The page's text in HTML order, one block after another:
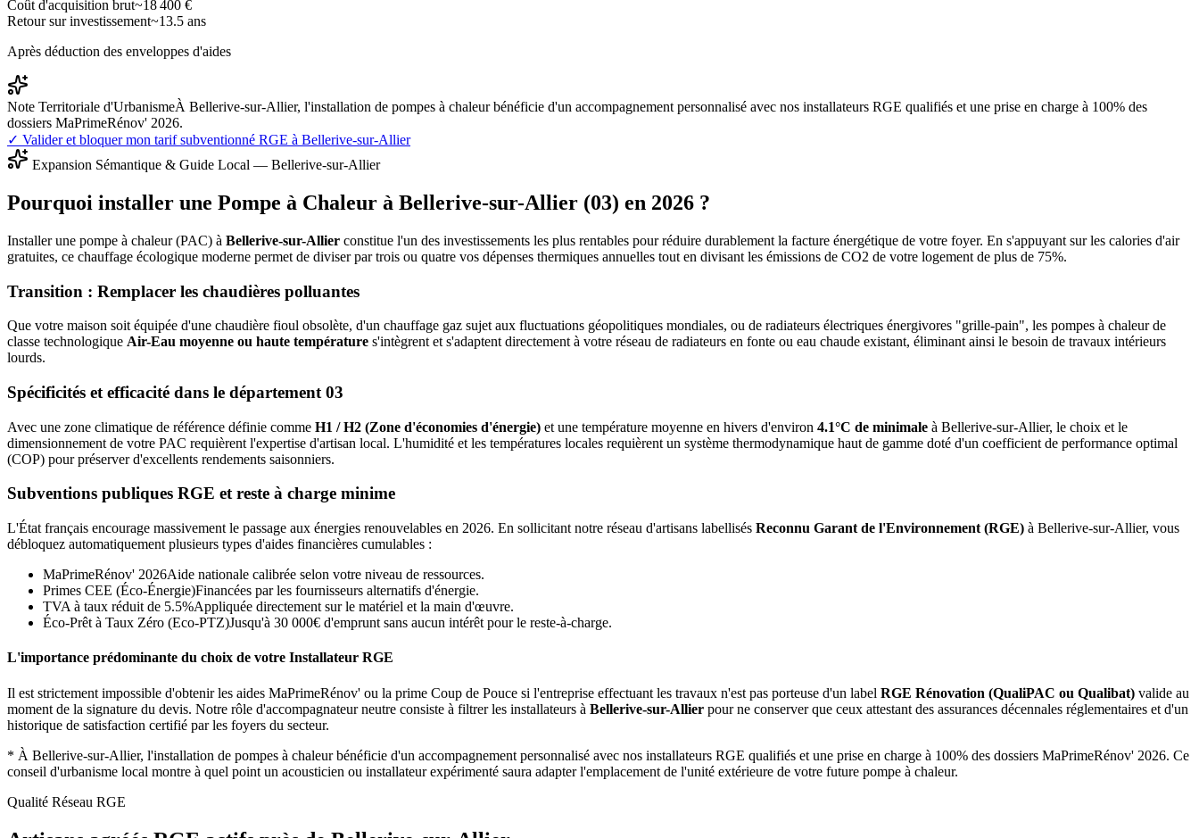
Coût d'acquisition brut~18 400 €
Retour sur investissement~13.5 ans
Après déduction des enveloppes d'aides
Note Territoriale d'UrbanismeÀ Bellerive-sur-Allier, l'installation de pompes à chaleur bénéficie d'un accompagnement personnalisé avec nos installateurs RGE qualifiés et une prise en charge à 100% des
dossiers MaPrimeRénov' 2026.
✓ Valider et bloquer mon tarif subventionné RGE à Bellerive-sur-Allier
Expansion Sémantique & Guide Local — Bellerive-sur-Allier
Pourquoi installer une Pompe à Chaleur à Bellerive-sur-Allier (03) en 2026 ?
Installer une pompe à chaleur (PAC) à Bellerive-sur-Allier constitue l'un des investissements les plus rentables pour réduire durablement la facture énergétique de votre foyer. En s'appuyant sur les calories d'air
gratuites, ce chauffage écologique moderne permet de diviser par trois ou quatre vos dépenses thermiques annuelles tout en divisant les émissions de CO2 de votre logement de plus de 75%.
Transition : Remplacer les chaudières polluantes
Que votre maison soit équipée d'une chaudière fioul obsolète, d'un chauffage gaz sujet aux fluctuations géopolitiques mondiales, ou de radiateurs électriques énergivores "grille-pain", les pompes à chaleur de
classe technologique Air-Eau moyenne ou haute température s'intègrent et s'adaptent directement à votre réseau de radiateurs en fonte ou eau chaude existant, éliminant ainsi le besoin de travaux intérieurs
lourds.
Spécificités et efficacité dans le département 03
Avec une zone climatique de référence définie comme H1 / H2 (Zone d'économies d'énergie) et une température moyenne en hivers d'environ 4.1°C de minimale à Bellerive-sur-Allier, le choix et le
dimensionnement de votre PAC requièrent l'expertise d'artisan local. L'humidité et les températures locales requièrent un système thermodynamique haut de gamme doté d'un coefficient de performance optimal
(COP) pour préserver d'excellents rendements saisonniers.
Subventions publiques RGE et reste à charge minime
L'État français encourage massivement le passage aux énergies renouvelables en 2026. En sollicitant notre réseau d'artisans labellisés Reconnu Garant de l'Environnement (RGE) à Bellerive-sur-Allier, vous
débloquez automatiquement plusieurs types d'aides financières cumulables :
MaPrimeRénov' 2026Aide nationale calibrée selon votre niveau de ressources.
Primes CEE (Éco-Énergie)Financées par les fournisseurs alternatifs d'énergie.
TVA à taux réduit de 5.5%Appliquée directement sur le matériel et la main d'œuvre.
Éco-Prêt à Taux Zéro (Eco-PTZ)Jusqu'à 30 000€ d'emprunt sans aucun intérêt pour le reste-à-charge.
L'importance prédominante du choix de votre Installateur RGE
Il est strictement impossible d'obtenir les aides MaPrimeRénov' ou la prime Coup de Pouce si l'entreprise effectuant les travaux n'est pas porteuse d'un label RGE Rénovation (QualiPAC ou Qualibat) valide au
moment de la signature du devis. Notre rôle d'accompagnateur neutre consiste à filtrer les installateurs à Bellerive-sur-Allier pour ne conserver que ceux attestant des assurances décennales réglementaires et d'un
historique de satisfaction certifié par les foyers du secteur.
* À Bellerive-sur-Allier, l'installation de pompes à chaleur bénéficie d'un accompagnement personnalisé avec nos installateurs RGE qualifiés et une prise en charge à 100% des dossiers MaPrimeRénov' 2026. Ce
conseil d'urbanisme local montre à quel point un acousticien ou installateur expérimenté saura adapter l'emplacement de l'unité extérieure de votre future pompe à chaleur.
Qualité Réseau RGE